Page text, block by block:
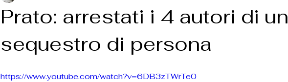
Prato: arrestati i 4 autori di un
sequestro di persona
https://www.youtube.com/watch?v=6DB3zTWrTe0